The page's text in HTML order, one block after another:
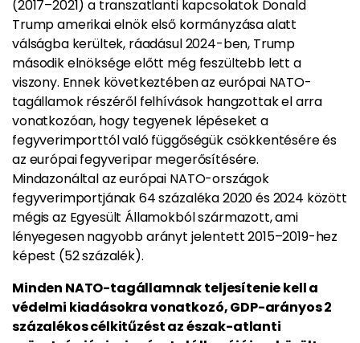
(2017–2021) a transzatlanti kapcsolatok Donald
Trump amerikai elnök első kormányzása alatt
válságba kerültek, ráadásul 2024-ben, Trump
második elnöksége előtt még feszültebb lett a
viszony. Ennek következtében az európai NATO-
tagállamok részéről felhívások hangzottak el arra
vonatkozóan, hogy tegyenek lépéseket a
fegyverimporttól való függőségük csökkentésére és
az európai fegyveripar megerősítésére.
Mindazonáltal az európai NATO-országok
fegyverimportjának 64 százaléka 2020 és 2024 között
mégis az Egyesült Államokból származott, ami
lényegesen nagyobb arányt jelentett 2015–2019-hez
képest (52 százalék).
Minden NATO-tagállamnak teljesítenie kell a
védelmi kiadásokra vonatkozó, GDP-arányos 2
százalékos célkitűzést az észak-atlanti